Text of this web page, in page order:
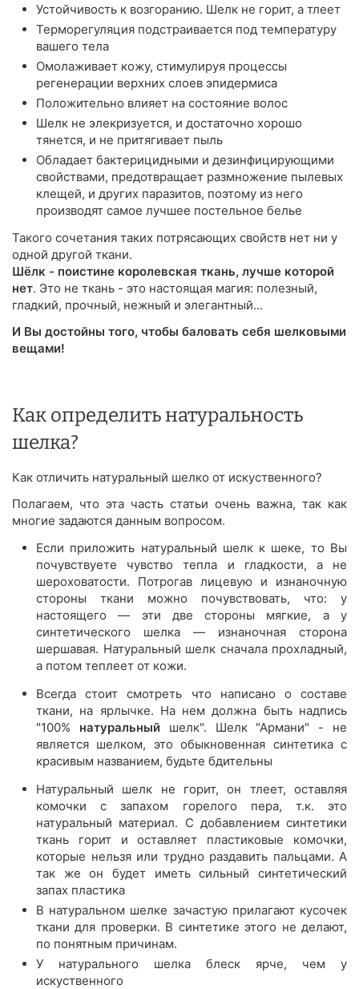
Устойчивость к возгоранию. Шелк не горит, а тлеет
Терморегуляция подстраивается под температуру
вашего тела
Омолаживает кожу, стимулируя процессы
регенерации верхних слоев эпидермиса
Положительно влияет на состояние волос
Шелк не элекризуется, и достаточно хорошо
тянется, и не притягивает пыль
Обладает бактерицидными и дезинфицирующими
свойствами, предотвращает размножение пылевых
клещей, и других паразитов, поэтому из него
производят самое лучшее постельное белье
Такого сочетания таких потрясающих свойств нет ни у
одной другой ткани.
Шёлк - поистине королевская ткань, лучше которой
нет. Это не ткань - это настоящая магия: полезный,
гладкий, прочный, нежный и элегантный...
И Вы достойны того, чтобы баловать себя шелковыми
вещами!
Как определить натуральность
шелка?
Как отличить натуральный шелко от искуственного?
Полагаем, что эта часть статьи очень важна, так как
многие задаются данным вопросом.
Если приложить натуральный шелк к шеке, то Вы
почувствуете чувство тепла и гладкости, а не
шероховатости. Потрогав лицевую и изнаночную
стороны ткани можно почувствовать, что: у
настоящего — эти две стороны мягкие, а у
синтетического шелка — изнаночная сторона
шершавая. Натуральный шелк сначала прохладный,
а потом теплеет от кожи.
Всегда стоит смотреть что написано о составе
ткани, на ярлычке. На нем должна быть надпись
"100% натуральный шелк". Шелк "Армани" - не
является шелком, это обыкновенная синтетика с
красивым названием, будьте бдительны
Натуральный шелк не горит, он тлеет, оставляя
комочки с запахом горелого пера, т.к. это
натуральный материал. С добавлением синтетики
ткань горит и оставляет пластиковые комочки,
которые нельзя или трудно раздавить пальцами. А
так же он будет иметь сильный синтетический
запах пластика
В натуральном шелке зачастую прилагают кусочек
ткани для проверки. В синтетике этого не делают,
по понятным причинам.
У натурального шелка блеск ярче, чем у
искуственного